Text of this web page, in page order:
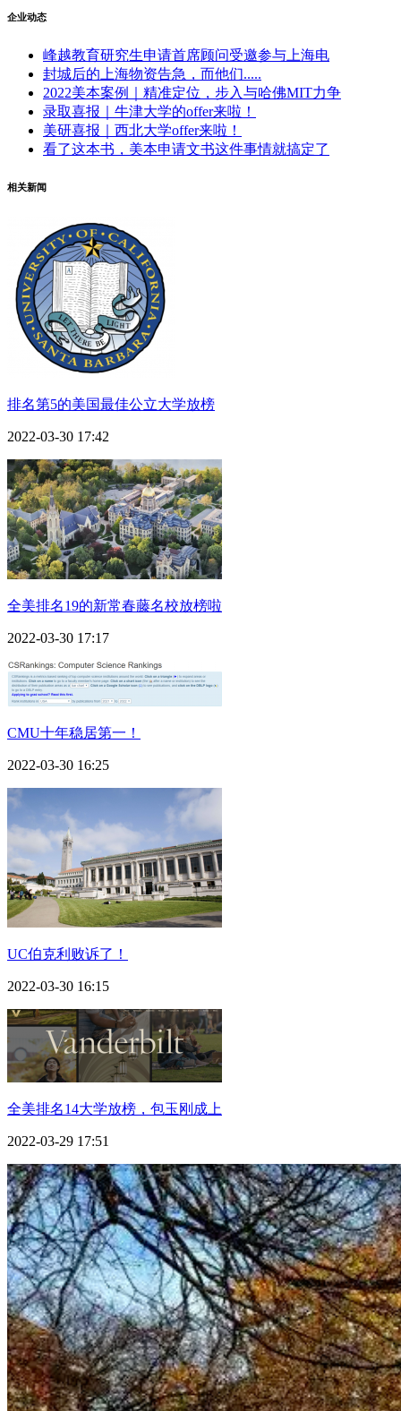
企业动态
峰越教育研究生申请首席顾问受邀参与上海电
封城后的上海物资告急，而他们.....
2022美本案例｜精准定位，步入与哈佛MIT力争
录取喜报｜牛津大学的offer来啦！
美研喜报｜西北大学offer来啦！
看了这本书，美本申请文书这件事情就搞定了
相关新闻
排名第5的美国最佳公立大学放榜
2022-03-30 17:42
全美排名19的新常春藤名校放榜啦
2022-03-30 17:17
CMU十年稳居第一！
2022-03-30 16:25
UC伯克利败诉了！
2022-03-30 16:15
全美排名14大学放榜，包玉刚成上
2022-03-29 17:51